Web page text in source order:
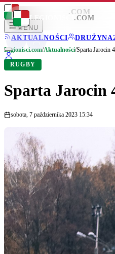
LEGIONISCI .COM
MENU
AKTUALNOŚCI
DRUŻYNA
LEGIONISCI .COM
Legionisci.com/Aktualności/Sparta Jarocin
RUGBY
Sparta Jarocin
sobota, 7 października 2023 15:34